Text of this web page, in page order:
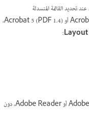
في Acrobat 4 (PDF 1.3) أو Acrobat 5 (PDF 1.4)،
Layout
:
حدد هذا لعرض ملف PDF في Adobe Acrobat أو Adobe Reader، دون